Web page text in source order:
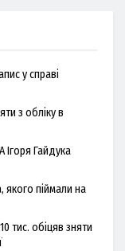
у справі
з обліку в
Ігоря Гайдука
якого піймали на
тис. обіцяв зняти